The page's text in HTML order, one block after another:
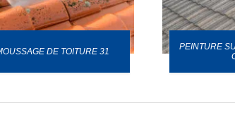
DE TOITURE 31
PEINTURE